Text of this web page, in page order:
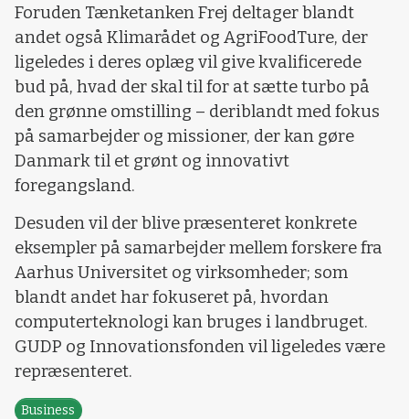
Foruden Tænketanken Frej deltager blandt
andet også Klimarådet og AgriFoodTure, der
ligeledes i deres oplæg vil give kvalificerede
bud på, hvad der skal til for at sætte turbo på
den grønne omstilling – deriblandt med fokus
på samarbejder og missioner, der kan gøre
Danmark til et grønt og innovativt
foregangsland.
Desuden vil der blive præsenteret konkrete
eksempler på samarbejder mellem forskere fra
Aarhus Universitet og virksomheder; som
blandt andet har fokuseret på, hvordan
computerteknologi kan bruges i landbruget.
GUDP og Innovationsfonden vil ligeledes være
repræsenteret.
Business